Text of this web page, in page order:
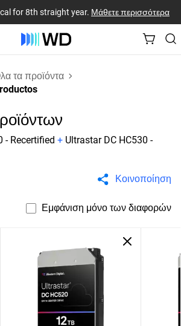
for 8th straight year. Μάθετε περισσότερα
τα προϊόντα
- Recertified + Ultrastar DC HC530 -
Κοινοποίηση
Εμφάνιση μόνο των διαφορών